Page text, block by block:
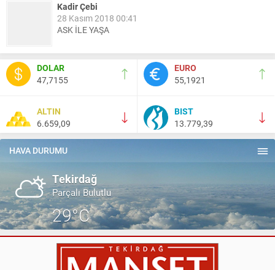
Kadir Çebi
28 Kasım 2018 00:41
ASK İLE YAŞA
Nail Kazanç
10 Mart 2023 21:36
HAYDİ TEKİRDAĞ MAÇA !!!!
Salih Canikli
5 Kasım 2024 19:54
TEKİRDAĞ İL EMNİYET MÜDÜRÜMÜZE HAYIRLI OLSUN
DOLAR
47,7155
EURO
55,1921
ALTIN
6.659,09
BIST
13.779,39
HAVA DURUMU
Tekirdağ
Parçalı Bulutlu
29°C